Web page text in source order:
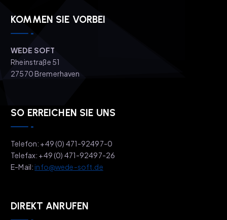
KOMMEN SIE VORBEI
WEDE SOFT
Rheinstraße 51
27570 Bremerhaven
SO ERREICHEN SIE UNS
Telefon: +49 (0) 471-92497-0
Telefax: +49 (0) 471-92497-26
E-Mail: info@wede-soft.de
DIREKT ANRUFEN